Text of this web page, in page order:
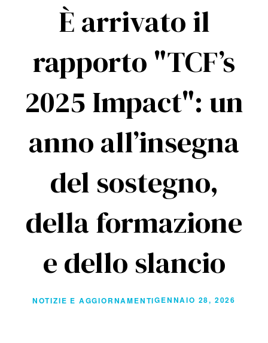
È arrivato il
rapporto "TCF’s
2025 Impact": un
anno all’insegna
del sostegno,
della formazione
e dello slancio
NOTIZIE E AGGIORNAMENTIGENNAIO 28, 2026